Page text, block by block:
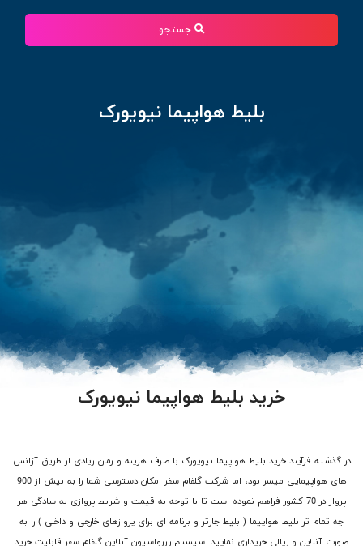
جستجو
بلیط هواپیما نیویورک
خرید بلیط هواپیما نیویورک
در گذشته فرآیند خرید بلیط هواپیما نیویورک با صرف هزینه و زمان زیادی از طریق آژانس
های هواپیمایی میسر بود، اما شرکت گلفام سفر امکان دسترسی شما را به بیش از 900
پرواز در 70 کشور فراهم نموده است تا با توجه به قیمت و شرایط پروازی به سادگی هر
چه تمام تر بلیط هواپیما ( بلیط چارتر و برنامه ای برای پروازهای خارجی و داخلی ) را به
صورت آنلاین و ریالی خریداری نمایید. سیستم رزرواسیون آنلاین گلفام سفر قابلیت خرید